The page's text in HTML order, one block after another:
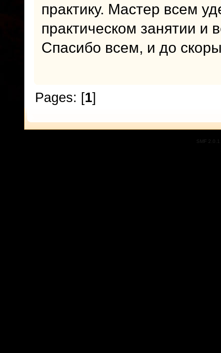
практику. Мастер всем
практическом занятии
Спасибо всем, и до
Pages: [1]
SMF 2.0.1